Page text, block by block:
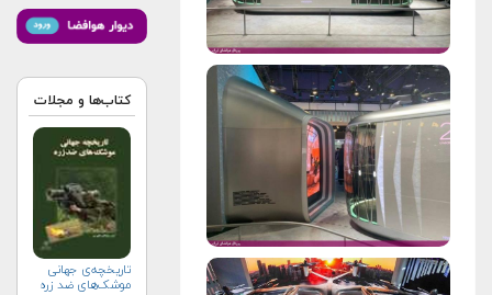
کتاب‌ها و مجلات
تاریخچه‌ی جهانی
موشک‌های ضد زره